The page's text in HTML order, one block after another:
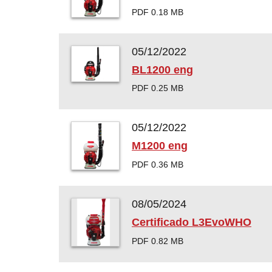
PDF 0.18 MB
05/12/2022
BL1200 eng
PDF 0.25 MB
05/12/2022
M1200 eng
PDF 0.36 MB
08/05/2024
Certificado L3EvoWHO
PDF 0.82 MB